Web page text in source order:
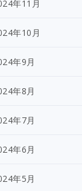
年11月
年10月
年9月
年8月
年7月
年6月
年5月